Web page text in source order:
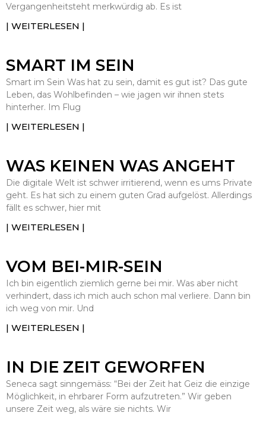
Vergangenheitsteht merkwürdig ab. Es ist
| WEITERLESEN |
SMART IM SEIN
Smart im Sein Was hat zu sein, damit es gut ist? Das gute
Leben, das Wohlbefinden – wie jagen wir ihnen stets
hinterher. Im Flug
| WEITERLESEN |
WAS KEINEN WAS ANGEHT
Die digitale Welt ist schwer irritierend, wenn es ums Private
geht. Es hat sich zu einem guten Grad aufgelöst. Allerdings
fällt es schwer, hier mit
| WEITERLESEN |
VOM BEI-MIR-SEIN
Ich bin eigentlich ziemlich gerne bei mir. Was aber nicht
verhindert, dass ich mich auch schon mal verliere. Dann bin
ich weg von mir. Und
| WEITERLESEN |
IN DIE ZEIT GEWORFEN
Seneca sagt sinngemäss: “Bei der Zeit hat Geiz die einzige
Möglichkeit, in ehrbarer Form aufzutreten.” Wir geben
unsere Zeit weg, als wäre sie nichts. Wir